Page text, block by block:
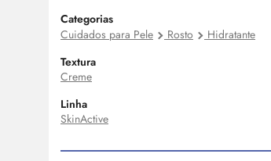
Categorias
Cuidados para Pele
Rosto Hidratante
Textura
Creme
Linha
SkinActive